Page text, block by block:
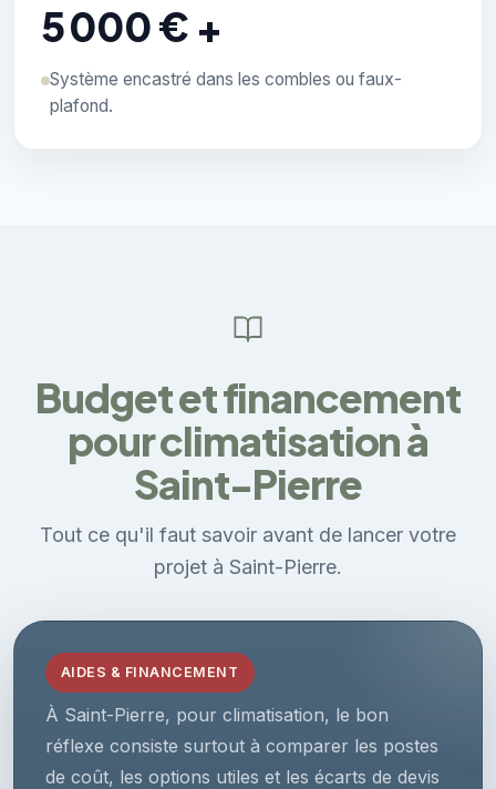
5 000 € +
Système encastré dans les combles ou faux-
plafond.
Budget et financement
pour climatisation à
Saint-Pierre
Tout ce qu'il faut savoir avant de lancer votre
projet à Saint-Pierre.
AIDES & FINANCEMENT
À Saint-Pierre, pour climatisation, le bon
réflexe consiste surtout à comparer les postes
de coût, les options utiles et les écarts de devis